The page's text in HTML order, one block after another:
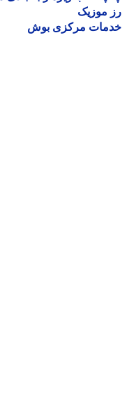
موزیک
مرکزی بوش